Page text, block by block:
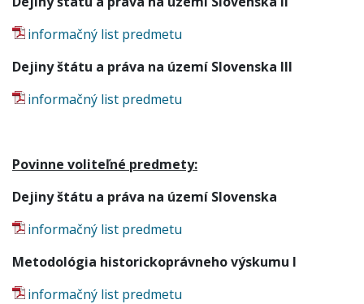
informačný list predmetu
Dejiny štátu a práva na území Slovenska III
informačný list predmetu
Povinne voliteľné predmety:
Dejiny štátu a práva na území Slovenska
informačný list predmetu
Metodológia historickoprávneho výskumu I
informačný list predmetu